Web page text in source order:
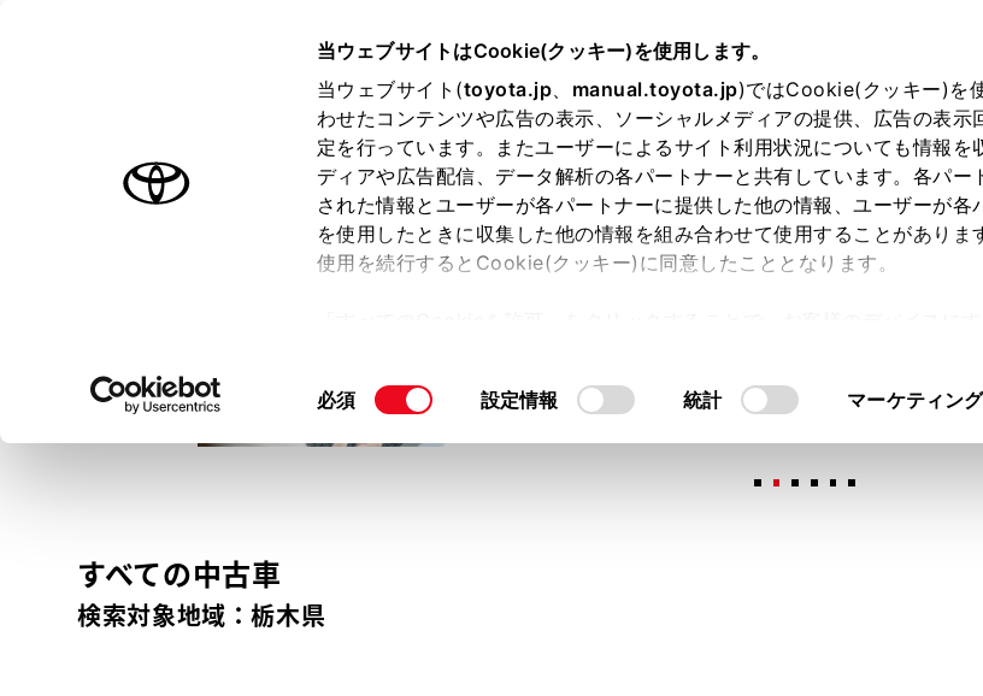
当ウェブサイトはCookie(クッキー)を使用します。
当ウェブサイト(toyota.jp、 manual.toyota.jp)ではCookie(クッキー)を
わせたコンテンツや広告の表示、ソーシャルメディアの提供、広告の表示
定を行っています。またユーザーによるサイト利用状況についても情報を
ディアや広告配信、データ解析の各パートナーと共有しています。各パー
された情報とユーザーが各パートナーに提供した他の情報、ユーザーが各
を使用したときに収集した他の情報を組み合わせて使用することがありま
使用を続行するとCookie(クッキー)に同意したこととなります。
て」をご覧ください。
同
必須 設定情報 統計 マーケティング
オーナーサポート トピックス
トヨタ認定中古車
トヨタ認定中古車の魅力 3つの買い方 オンライン購入お気に入り 保存した見積り
すべての中古車
検索対象地域：栃木県